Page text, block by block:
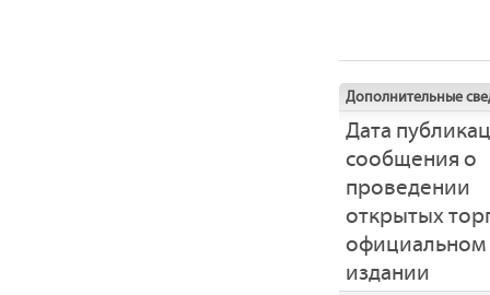
Дополнительные
Дата
сообщения о
проведении
открытых
официальном
издании